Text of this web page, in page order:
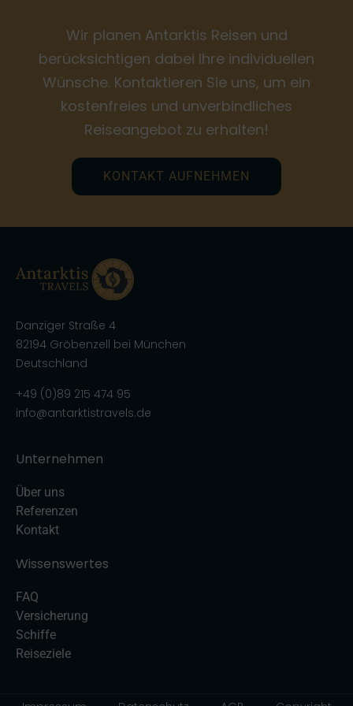
Wir planen Antarktis Reisen und
berücksichtigen dabei Ihre individuellen
Wünsche. Kontaktieren Sie uns, um ein
kostenfreies und unverbindliches
Reiseangebot zu erhalten!
KONTAKT AUFNEHMEN
Danziger Straße 4
82194 Gröbenzell bei München
Deutschland
+49 (0)89 215 474 95
info@antarktistravels.de
Unternehmen
Über uns
Referenzen
Kontakt
Wissenswertes
FAQ
Versicherung
Schiffe
Reiseziele